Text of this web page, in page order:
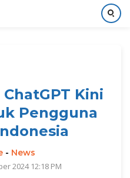
Kini
Pengguna
- News
2024 12:18 PM